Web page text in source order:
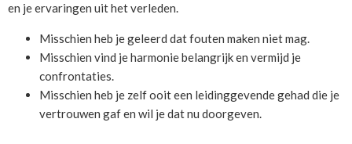
en je ervaringen uit het verleden.
Misschien heb je geleerd dat fouten maken niet mag.
Misschien vind je harmonie belangrijk en vermijd je
confrontaties.
Misschien heb je zelf ooit een leidinggevende gehad die je
vertrouwen gaf en wil je dat nu doorgeven.